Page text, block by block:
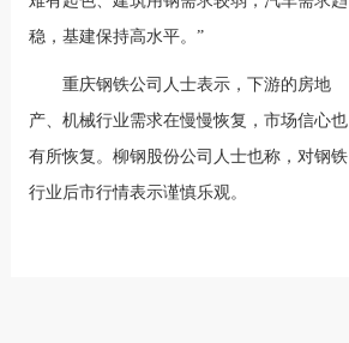
稳，基建保持高水平。”
重庆钢铁公司人士表示，下游的房地
产、机械行业需求在慢慢恢复，市场信心也
有所恢复。柳钢股份公司人士也称，对钢铁
行业后市行情表示谨慎乐观。